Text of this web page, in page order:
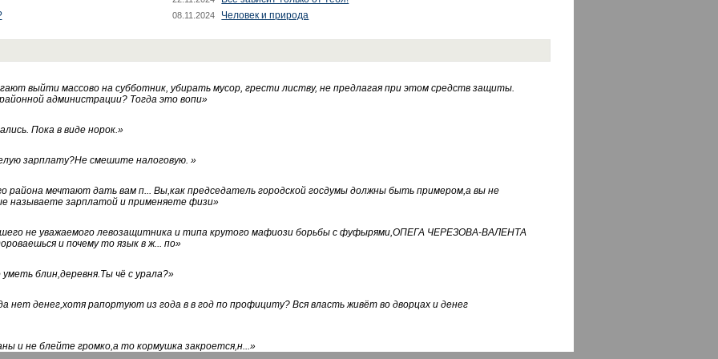
08.11.2024 Человек и природа
выйти массово на субботник, убирать мусор, грести листву, не предлагая при этом средств защиты.
администрации? Тогда это вопи»
Пока в виде норок.»
зарплату?Не смешите налоговую. »
района мечтают дать вам п... Вы,как председатель городской госдумы должны быть примером,а вы не
называете зарплатой и применяете физи»
не уважаемого левозащитника и типа крутого мафиози борьбы с фуфырями,ОПЕГА ЧЕРЕЗОВА-ВАЛЕНТА
и почему то язык в ж... по»
блин,деревня.Ты чё с урала?»
нет денег,хотя рапортуют из года в в год по профициту? Вся власть живёт во дворцах и денег
и не блейте громко,а то кормушка закроется,н...»